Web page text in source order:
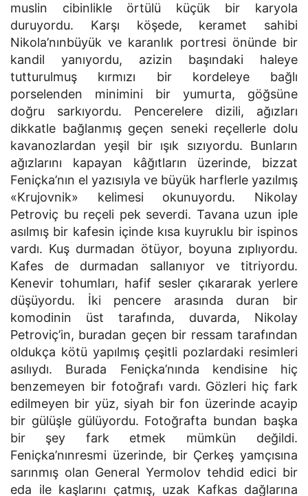
muslin cibinlikle örtülü küçük bir karyola
duruyordu. Karşı köşede, keramet sahibi
Nikola’nınbüyük ve karanlık portresi önünde bir
kandil yanıyordu, azizin başındaki haleye
tutturulmuş kırmızı bir kordeleye bağlı
porselenden minimini bir yumurta, göğsüne
doğru sarkıyordu. Pencerelere dizili, ağızları
dikkatle bağlanmış geçen seneki reçellerle dolu
kavanozlardan yeşil bir ışık sızıyordu. Bunların
ağızlarını kapayan kâğıtların üzerinde, bizzat
Feniçka’nın el yazısıyla ve büyük harflerle yazılmış
«Krujovnik» kelimesi okunuyordu. Nikolay
Petroviç bu reçeli pek severdi. Tavana uzun iple
asılmış bir kafesin içinde kısa kuyruklu bir ispinos
vardı. Kuş durmadan ötüyor, boyuna zıplıyordu.
Kafes de durmadan sallanıyor ve titriyordu.
Kenevir tohumları, hafif sesler çıkararak yerlere
düşüyordu. İki pencere arasında duran bir
komodinin üst tarafında, duvarda, Nikolay
Petroviç’in, buradan geçen bir ressam tarafından
oldukça kötü yapılmış çeşitli pozlardaki resimleri
asılıydı. Burada Feniçka’nında kendisine hiç
benzemeyen bir fotoğrafı vardı. Gözleri hiç fark
edilmeyen bir yüz, siyah bir fon üzerinde acayip
bir gülüşle gülüyordu. Fotoğrafta bundan başka
bir şey fark etmek mümkün değildi.
Feniçka’nınresmi üzerinde, bir Çerkeş yamçısına
sarınmış olan General Yermolov tehdid edici bir
eda ile kaşlarını çatmış, uzak Kafkas dağlarına